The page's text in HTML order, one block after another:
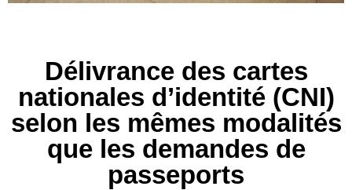
Délivrance des cartes
nationales d’identité (CNI)
selon les mêmes modalités
que les demandes de
passeports